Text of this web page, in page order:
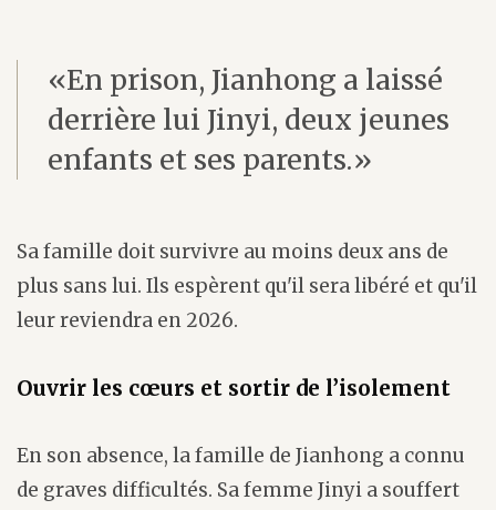
«En prison, Jianhong a laissé
derrière lui Jinyi, deux jeunes
enfants et ses parents.»
Sa famille doit survivre au moins deux ans de
plus sans lui. Ils espèrent qu'il sera libéré et qu'il
leur reviendra en 2026.
Ouvrir les cœurs et sortir de l’isolement
En son absence, la famille de Jianhong a connu
de graves difficultés. Sa femme Jinyi a souffert